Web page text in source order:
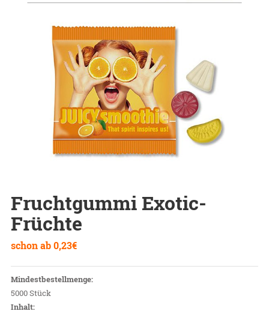
Fruchtgummi Exotic-
Früchte
schon ab0,23€
Mindestbestellmenge:
5000 Stück
Inhalt: